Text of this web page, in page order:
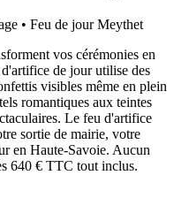
• Feu de jourMeythet
vos cérémonies en
de jour utilise des
visibles même en plein
romantiques aux teintes
Le feu d'artifice
sortie de mairie, votre
en Haute-Savoie. Aucun
640 € TTC tout inclus.